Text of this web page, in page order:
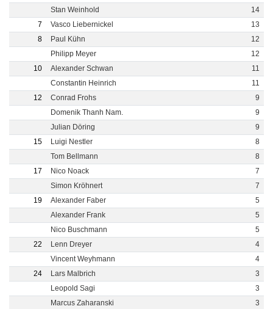
Stan Weinhold
14
7
Vasco Liebernickel
13
8
Paul Kühn
12
Philipp Meyer
12
10
Alexander Schwan
11
Constantin Heinrich
11
12
Conrad Frohs
9
Domenik Thanh Nam.
9
Julian Döring
9
15
Luigi Nestler
8
Tom Bellmann
8
17
Nico Noack
7
Simon Kröhnert
7
19
Alexander Faber
5
Alexander Frank
5
Nico Buschmann
5
22
Lenn Dreyer
4
Vincent Weyhmann
4
24
Lars Malbrich
3
Leopold Sagi
3
Marcus Zaharanski
3